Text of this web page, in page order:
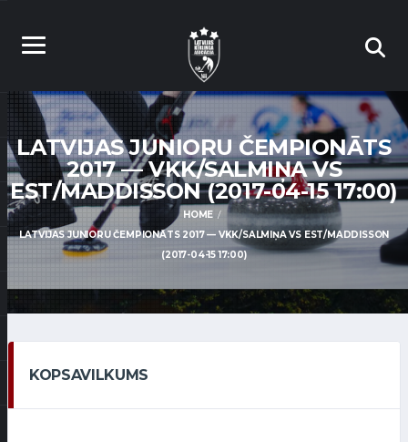
LATVIJAS JUNIORU ČEMPIONĀTS
2017 — VKK/SALMIŅA VS
EST/MADDISSON (2017-04-15 17:00)
HOME
LATVIJAS JUNIORU ČEMPIONĀTS 2017 — VKK/SALMIŅA VS EST/MADDISSON
(2017-04-15 17:00)
KOPSAVILKUMS